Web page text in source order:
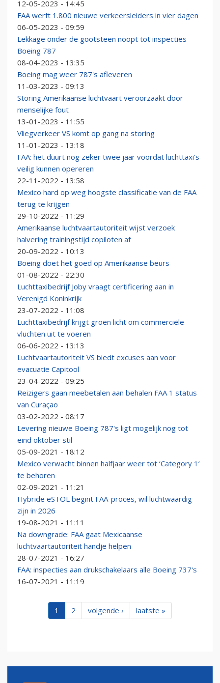
12-05-2023 - 14:45
FAA werft 1.800 nieuwe verkeersleiders in vier dagen
06-05-2023 - 09:59
Lekkage onder de gootsteen noopt tot inspecties
Boeing 787
08-04-2023 - 13:35
Boeing mag weer 787's afleveren
11-03-2023 - 09:13
Storing Amerikaanse luchtvaart veroorzaakt door
menselijke fout
13-01-2023 - 11:55
Vliegverkeer VS komt op gang na storing
11-01-2023 - 13:18
FAA: het duurt nog zeker twee jaar voordat luchttaxi's
veilig kunnen opereren
22-11-2022 - 13:58
Mexico hard op weg hoogste classificatie van de FAA
terug te krijgen
29-10-2022 - 11:29
Amerikaanse luchtvaartautoriteit wijst verzoek
halvering trainingstijd copiloten af
20-09-2022 - 10:13
Boeing doet het goed op Amerikaanse beurs
01-08-2022 - 22:30
Luchttaxibedrijf Joby vraagt certificering aan in
Verenigd Koninkrijk
23-07-2022 - 11:08
Luchttaxibedrijf krijgt groen licht om commerciële
vluchten uit te voeren
06-06-2022 - 13:13
Luchtvaartautoriteit VS biedt excuses aan voor
evacuatie Capitool
23-04-2022 - 09:25
Reizigers gaan meebetalen aan behalen FAA 1 status
van Curaçao
03-02-2022 - 08:17
Levering nieuwe Boeing 787's ligt mogelijk nog tot
eind oktober stil
05-09-2021 - 18:12
Mexico verwacht binnen halfjaar weer tot ‘Category 1’
te behoren
02-09-2021 - 11:21
Hybride eSTOL begint FAA-proces, wil luchtwaardig
zijn in 2026
19-08-2021 - 11:11
Na downgrade: FAA gaat Mexicaanse
luchtvaartautoriteit handje helpen
28-07-2021 - 16:27
FAA: inspecties aan drukschakelaars alle Boeing 737's
16-07-2021 - 11:19
1 2 volgende › laatste »